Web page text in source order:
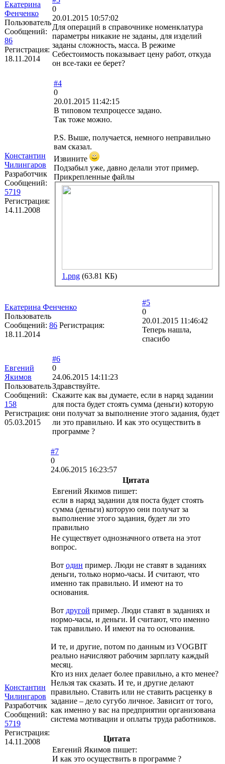
Екатерина
Фенченко
Пользователь
Сообщений:
86
Регистрация:
18.11.2014
0
20.01.2015 10:57:02
Для операций в справочнике номенклатура
параметры никакие не заданы, для изделий
заданы сложность, масса. В режиме
Себестоимость показывает цену работ, откуда
он все-таки ее берет?
Константин
Чилингаров
Разработчик
Сообщений:
5719
Регистрация:
14.11.2008
#4
0
20.01.2015 11:42:15
В типовом техпроцессе задано.
Так тоже можно.
P.S. Выше, получается, немного неправильно
вам сказал.
Извините
Подзабыл уже, давно делали этот пример.
Прикрепленные файлы
1.png (63.81 КБ)
Екатерина Фенченко
Пользователь
Сообщений: 86 Регистрация:
18.11.2014
#5
0
20.01.2015 11:46:42
Теперь нашла,
спасибо
Евгений
Якимов
Пользователь
Сообщений:
158
Регистрация:
05.03.2015
#6
0
24.06.2015 14:11:23
Здравствуйте.
Скажите как вы думаете, если в наряд задании
для поста будет стоять сумма (деньги) которую
они получат за выполнение этого задания, будет
ли это правильно. И как это осуществить в
программе ?
Константин
Чилингаров
Разработчик
Сообщений:
5719
Регистрация:
14.11.2008
#7
0
24.06.2015 16:23:57
Цитата
Евгений Якимов пишет:
если в наряд задании для поста будет стоять
сумма (деньги) которую они получат за
выполнение этого задания, будет ли это
правильно
Не существует однозначного ответа на этот
вопрос.
Вот один пример. Люди не ставят в заданиях
деньги, только нормо-часы. И считают, что
именно так правильно. И имеют на то
основания.
Вот другой пример. Люди ставят в заданиях и
нормо-часы, и деньги. И считают, что именно
так правильно. И имеют на то основания.
И те, и другие, потом по данным из VOGBIT
реально начисляют рабочим зарплату каждый
месяц.
Кто из них делает более правильно, а кто менее?
Нельзя так сказать. И те, и другие делают
правильно. Ставить или не ставить расценку в
задание – дело сугубо личное. Зависит от того,
как именно у вас на предприятии организована
система мотивации и оплаты труда работников.
Цитата
Евгений Якимов пишет:
И как это осуществить в программе ?